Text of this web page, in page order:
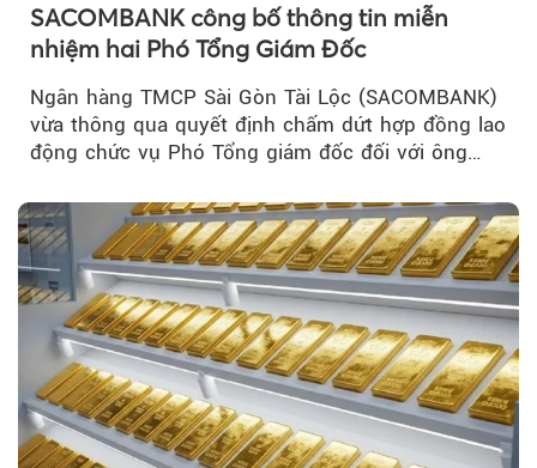
SACOMBANK công bố thông tin miễn
nhiệm hai Phó Tổng Giám Đốc
Ngân hàng TMCP Sài Gòn Tài Lộc (SACOMBANK)
vừa thông qua quyết định chấm dứt hợp đồng lao
động chức vụ Phó Tổng giám đốc đối với ông